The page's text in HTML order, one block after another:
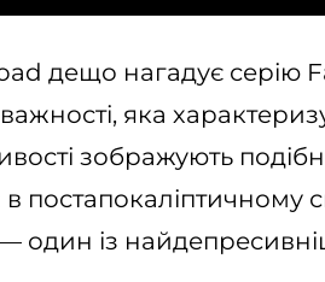
дещо нагадує серію
яка
зображують
в постапокаліптичному
один із